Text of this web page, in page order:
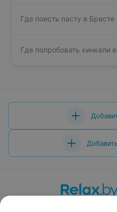
Где поесть пасту в Бресте
Где попробовать хинкали